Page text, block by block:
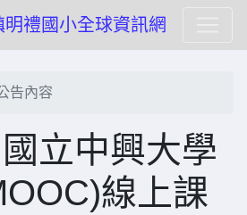
禮國小全球資訊網
告內容
立中興大學
線上課